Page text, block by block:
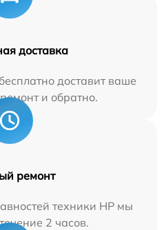
доставка
доставит ваше
и обратно.
ремонт
техники HP мы
2 часов.